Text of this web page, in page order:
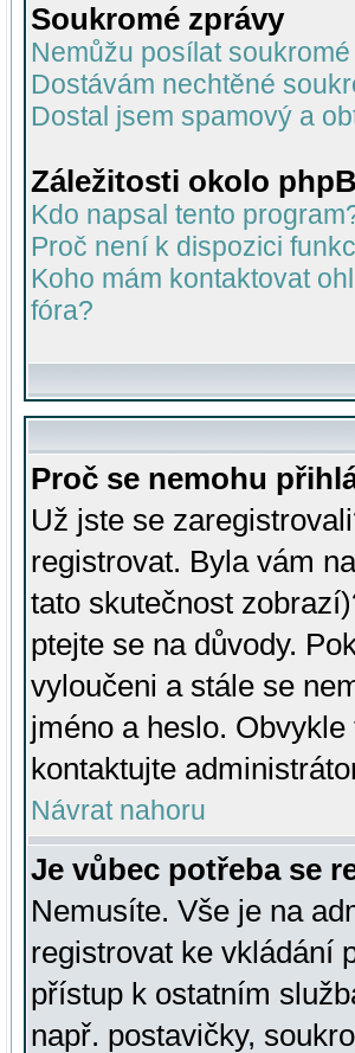
Soukromé zprávy
Nemůžu posílat
Dostávám nechtěné
Dostal jsem spamový a
Záležitosti okolo
Kdo napsal tento
Proč není k dispozici
Koho mám kontaktovat
fóra?
Proč se nemohu
Už jste se
registrovat. Byla vám
tato skutečnost
ptejte se na důvody.
vyloučeni a stále se
jméno a heslo.
kontaktujte
Návrat nahoru
Je vůbec potřeba se
Nemusíte. Vše je na
registrovat ke vkládání
přístup k ostatním
např. postavičky,